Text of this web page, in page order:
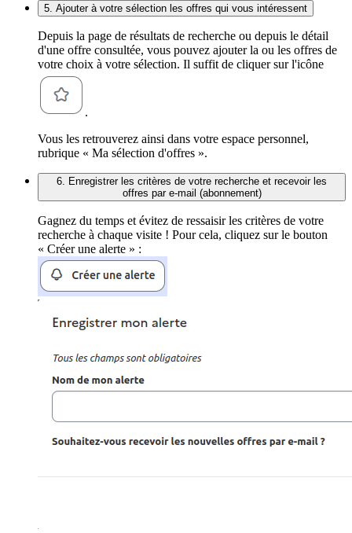
5. Ajouter à votre sélection les offres qui vous intéressent
Depuis la page de résultats de recherche ou depuis le détail
d'une offre consultée, vous pouvez ajouter la ou les offres de
votre choix à votre sélection. Il suffit de cliquer sur l'icône
.
Vous les retrouverez ainsi dans votre espace personnel,
rubrique « Ma sélection d'offres ».
6. Enregistrer les critères de votre recherche et recevoir les
offres par e-mail (abonnement)
Gagnez du temps et évitez de ressaisir les critères de votre
recherche à chaque visite ! Pour cela, cliquez sur le bouton
« Créer une alerte » :